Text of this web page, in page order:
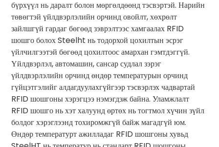
бүрхүүл нь даралт болон мөргөлдөөнд тэсвэртэй. Нарийн
төвөгтэй үйлдвэрлэлийн орчинд овойлт, хөхрөлт
зайлшгүй гардаг бөгөөд зэврэлтээс хамгаалах RFID
шошго болох Steelht нь тодорхой цохилтын эсрэг
үйлчилгээтэй бөгөөд цохилтоос амархан гэмтдэггүй.
Үйлдвэрлэл, автомашин, сансар судлал зэрэг
үйлдвэрлэлийн орчинд өндөр температурын орчинд
гүйцэтгэлийг алдагдуулахгүйгээр тэсвэрлэх чадвартай
RFID шошгоны хэрэгцээ нэмэгдэж байна. Уламжлалт
RFID шошго нь хэт халуунд өртөх нь тогтмол хүчин зүйл
болдог хэрэглээнд тохиромжгүй байж магадгүй юм.
Өндөр температурт ажилладаг RFID шошгоны хувьд